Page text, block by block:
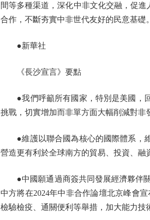
間等多種渠道，深化中非文化交融，促
合作，不斷夯實中非世代友好的民意基礎。
●新華社
《長沙宣言》要點
●我們呼籲所有國家，特別是美國，回
挑戰，切實增加而非單方面大幅削減對非
●維護以聯合國為核心的國際體系，維
營造更有利於全球南方的貿易、投資、融
●中國願通過商簽共同發展經濟夥伴關
中方將在2024年中非合作論壇北京峰會
檢驗檢疫、通關便利等舉措，加大能力技